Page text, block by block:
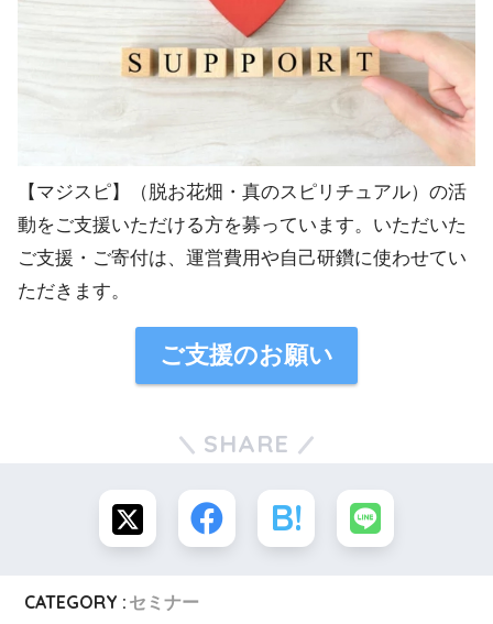
【マジスピ】（脱お花畑・真のスピリチュアル）の活
動をご支援いただける方を募っています。いただいた
ご支援・ご寄付は、運営費用や自己研鑽に使わせてい
ただきます。
ご支援のお願い
SHARE
CATEGORY : セミナー